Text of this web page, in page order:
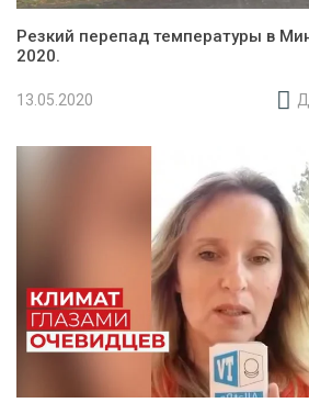
Резкий перепад температуры в
2020.
13.05.2020